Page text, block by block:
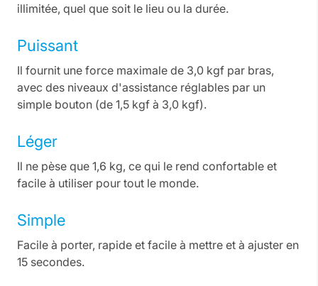
illimitée, quel que soit le lieu ou la durée.
Puissant
Il fournit une force maximale de 3,0 kgf par bras,
avec des niveaux d'assistance réglables par un
simple bouton (de 1,5 kgf à 3,0 kgf).
Léger
Il ne pèse que 1,6 kg, ce qui le rend confortable et
facile à utiliser pour tout le monde.
Simple
Facile à porter, rapide et facile à mettre et à ajuster en
15 secondes.